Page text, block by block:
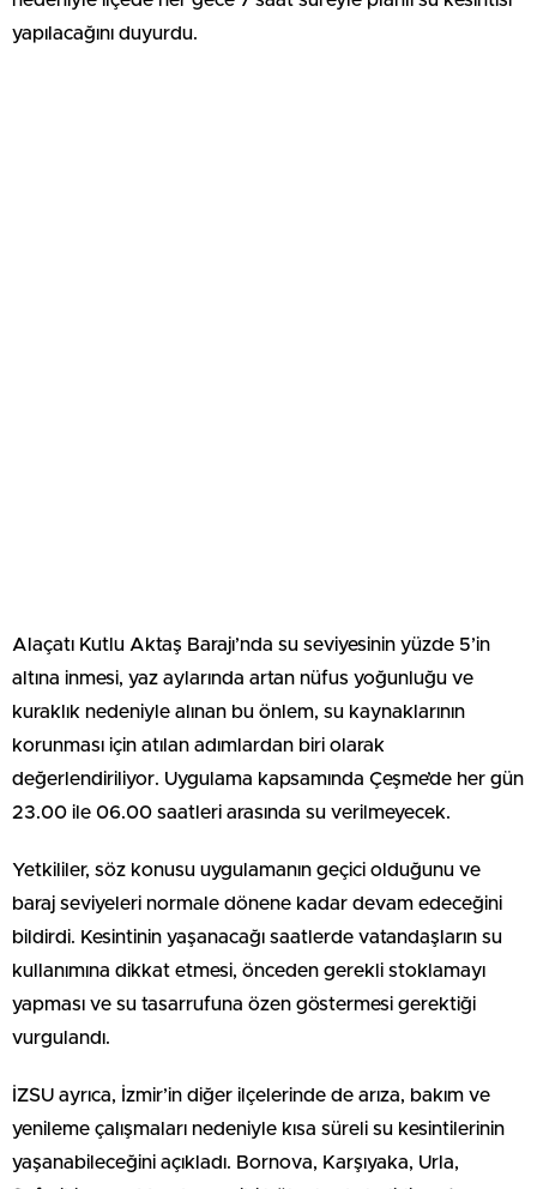
yapılacağını duyurdu.
Alaçatı Kutlu Aktaş Barajı’nda su seviyesinin yüzde 5’in
altına inmesi, yaz aylarında artan nüfus yoğunluğu ve
kuraklık nedeniyle alınan bu önlem, su kaynaklarının
korunması için atılan adımlardan biri olarak
değerlendiriliyor. Uygulama kapsamında Çeşme’de her gün
23.00 ile 06.00 saatleri arasında su verilmeyecek.
Yetkililer, söz konusu uygulamanın geçici olduğunu ve
baraj seviyeleri normale dönene kadar devam edeceğini
bildirdi. Kesintinin yaşanacağı saatlerde vatandaşların su
kullanımına dikkat etmesi, önceden gerekli stoklamayı
yapması ve su tasarrufuna özen göstermesi gerektiği
vurgulandı.
İZSU ayrıca, İzmir’in diğer ilçelerinde de arıza, bakım ve
yenileme çalışmaları nedeniyle kısa süreli su kesintilerinin
yaşanabileceğini açıkladı. Bornova, Karşıyaka, Urla,